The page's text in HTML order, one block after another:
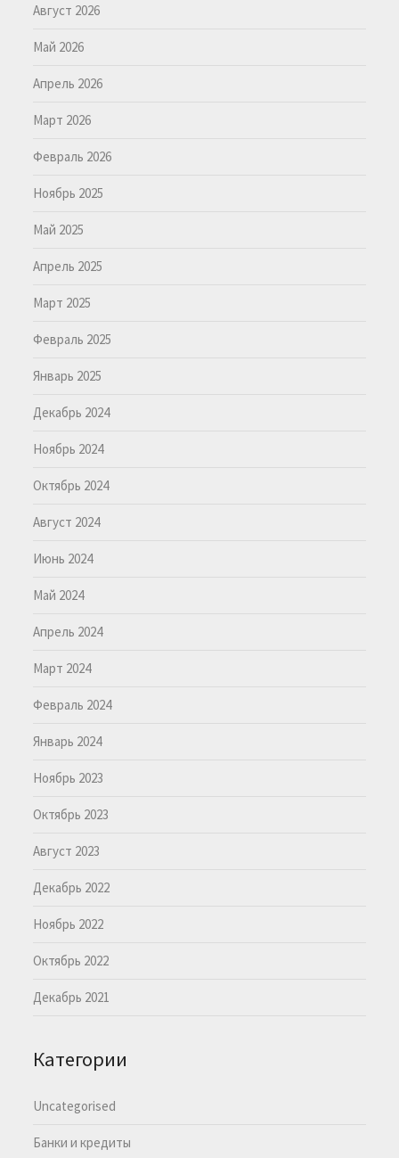
Август 2026
Май 2026
Апрель 2026
Март 2026
Февраль 2026
Ноябрь 2025
Май 2025
Апрель 2025
Март 2025
Февраль 2025
Январь 2025
Декабрь 2024
Ноябрь 2024
Октябрь 2024
Август 2024
Июнь 2024
Май 2024
Апрель 2024
Март 2024
Февраль 2024
Январь 2024
Ноябрь 2023
Октябрь 2023
Август 2023
Декабрь 2022
Ноябрь 2022
Октябрь 2022
Декабрь 2021
Категории
Uncategorised
Банки и кредиты